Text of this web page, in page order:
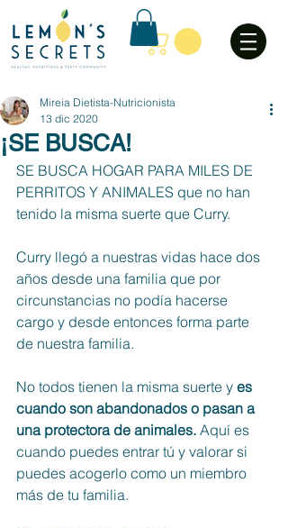
¡SE BUSCA!
Mireia Dietista-Nutricionista
13 dic 2020
SE BUSCA HOGAR PARA MILES DE
PERRITOS Y ANIMALES que no han
tenido la misma suerte que Curry.
Curry llegó a nuestras vidas hace dos
años desde una familia que por
circunstancias no podía hacerse
cargo y desde entonces forma parte
de nuestra familia.
No todos tienen la misma suerte y es
cuando son abandonados o pasan a
una protectora de animales. Aquí es
cuando puedes entrar tú y valorar si
puedes acogerlo como un miembro
más de tu familia.